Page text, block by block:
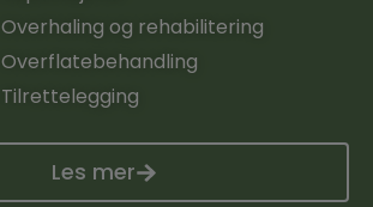
Overhaling og rehabilitering
Overflatebehandling
Tilrettelegging
Les mer